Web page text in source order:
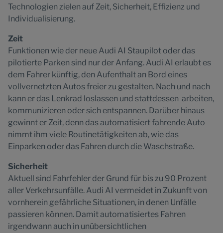
Technologien zielen auf Zeit, Sicherheit, Effizienz und
Individualisierung.
Zeit
Funktionen wie der neue Audi AI Staupilot oder das
pilotierte Parken sind nur der Anfang. Audi AI erlaubt es
dem Fahrer künftig, den Aufenthalt an Bord eines
vollvernetzten Autos freier zu gestalten. Nach und nach
kann er das Lenkrad loslassen und stattdessen arbeiten,
kommunizieren oder sich entspannen. Darüber hinaus
gewinnt er Zeit, denn das automatisiert fahrende Auto
nimmt ihm viele Routinetätigkeiten ab, wie das
Einparken oder das Fahren durch die Waschstraße.
Sicherheit
Aktuell sind Fahrfehler der Grund für bis zu 90 Prozent
aller Verkehrsunfälle. Audi AI vermeidet in Zukunft von
vornherein gefährliche Situationen, in denen Unfälle
passieren können. Damit automatisiertes Fahren
irgendwann auch in unübersichtlichen